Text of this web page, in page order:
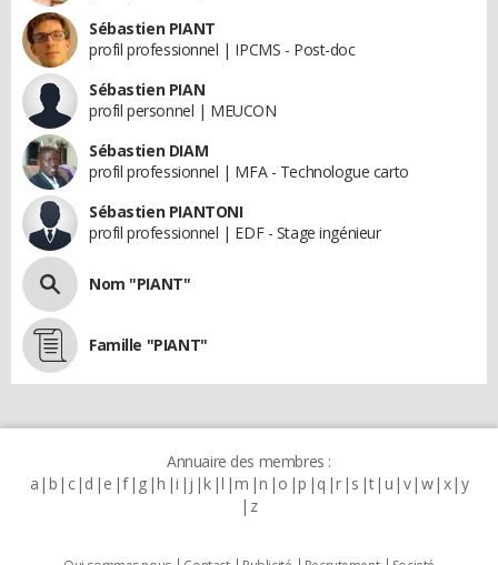
Sébastien PIANT
profil professionnel | IPCMS - Post-doc
Sébastien PIAN
profil personnel | MEUCON
Sébastien DIAM
profil professionnel | MFA - Technologue carto
Sébastien PIANTONI
profil professionnel | EDF - Stage ingénieur
Nom "PIANT"
Famille "PIANT"
Annuaire des membres :
a b c d e f g h i j k l m n o p q r s t u v w x y
z